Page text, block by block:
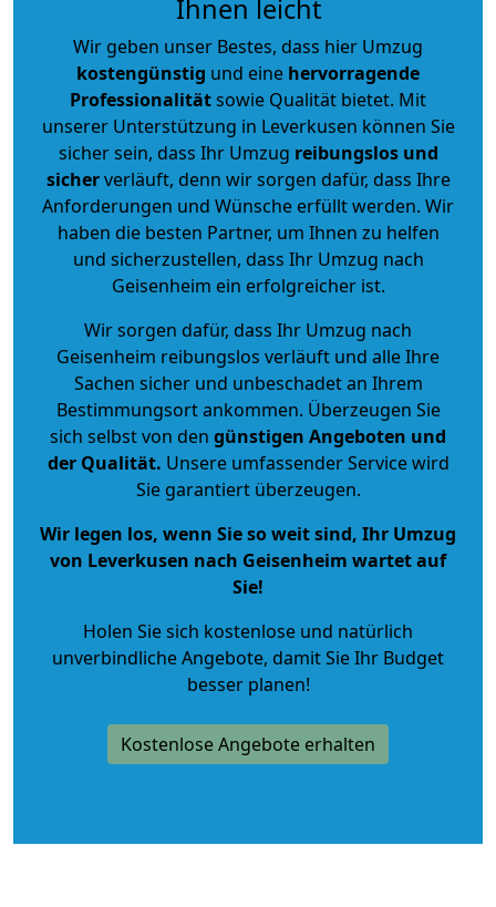
Ihnen leicht
Wir geben unser Bestes, dass hier Umzug
kostengünstig und eine hervorragende
Professionalitätsowie Qualität bietet. Mit
unserer Unterstützung in Leverkusen können Sie
sicher sein, dass Ihr Umzug reibungslos und
sicherverläuft, denn wir sorgen dafür, dass Ihre
Anforderungen und Wünsche erfüllt werden. Wir
haben die besten Partner, um Ihnen zu helfen
und sicherzustellen, dass Ihr Umzug nach
Geisenheim ein erfolgreicher ist.
Wir sorgen dafür, dass Ihr Umzug nach
Geisenheim reibungslos verläuft und alle Ihre
Sachen sicher und unbeschadet an Ihrem
Bestimmungsort ankommen. Überzeugen Sie
sich selbst von den günstigen Angeboten und
der Qualität. Unsere umfassender Service wird
Sie garantiert überzeugen.
Wir legen los, wenn Sie so weit sind, Ihr Umzug
von Leverkusen nach Geisenheim wartet auf
Sie!
Holen Sie sich kostenlose und natürlich
unverbindliche Angebote, damit Sie Ihr Budget
besser planen!
Kostenlose Angebote erhalten